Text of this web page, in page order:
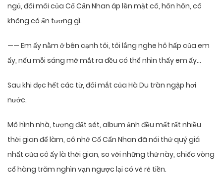
ngủ, đôi môi của Cố Cẩn Nhan áp lên mặt cô, hôn hôn, cô
không có ấn tượng gì.
—— Em ấy nằm ở bên cạnh tôi, tôi lắng nghe hô hấp của em
ấy, nếu mỗi sáng mở mắt ra đều có thể nhìn thấy em ấy…
Sau khi đọc hết các từ, đôi mắt của Hà Du tràn ngập hơi
nước.
Mô hình nhà, tượng đất sét, album ảnh đều mất rất nhiều
thời gian để làm, cô nhớ Cố Cẩn Nhan đã nói thứ quý giá
nhất của cô ấy là thời gian, so với những thứ này, chiếc vòng
cổ hàng trăm nghìn vạn ngược lại có vẻ rẻ tiền.